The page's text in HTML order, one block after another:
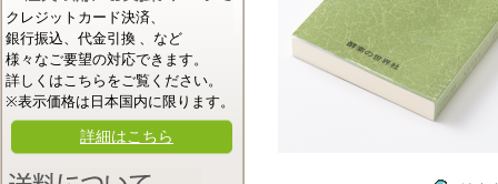
クレジットカード決済、
銀行振込、代金引換 、など
様々なご要望の対応できます。
詳しくはこちらをご覧ください。
※表示価格は日本国内に限ります。
詳細はこちら